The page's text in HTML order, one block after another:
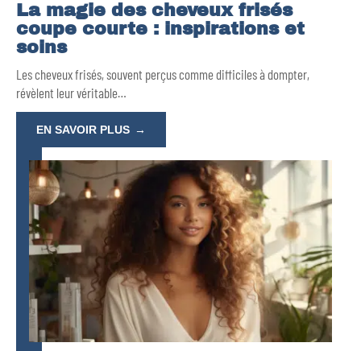
La magie des cheveux frisés
coupe courte : inspirations et
soins
Les cheveux frisés, souvent perçus comme difficiles à dompter,
révèlent leur véritable…
EN SAVOIR PLUS